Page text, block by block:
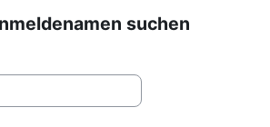
suchen
suchen